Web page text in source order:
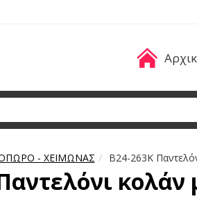
- ΧΕΙΜΩΝΑΣ B24-263K